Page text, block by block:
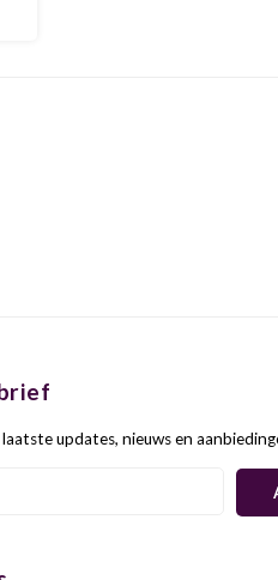
updates, nieuws en